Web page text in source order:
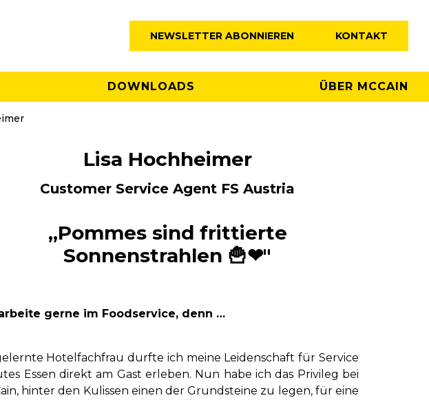
NEWSLETTER ABONNIEREN KONTAKT
DOWNLOADS ÜBER MCCAIN
Lisa Hochheimer
Customer Service Agent FS Austria
„Pommes sind frittierte
Sonnenstrahlen 🍟❤"
gerne im Foodservice, denn …
Hotelfachfrau durfte ich meine Leidenschaft für Service
Essen direkt am Gast erleben. Nun habe ich das Privileg bei
hinter den Kulissen einen der Grundsteine zu legen, für eine